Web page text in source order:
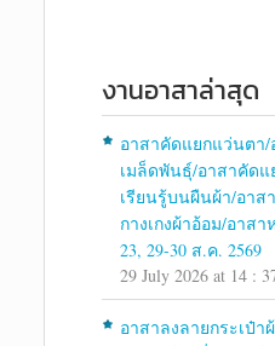
งานอาสาล่าสุด
อาสาคัดแยกแว่นตา
เมล็ดพันธุ์/อาสาคัดแ
เรียนรู้บนผืนผ้า/อา
กางเกงผ้าอ้อม/อาส
23, 29-30 ส.ค. 2569
29 July 2026 at 14 :
อาสาลงลายกระเป๋